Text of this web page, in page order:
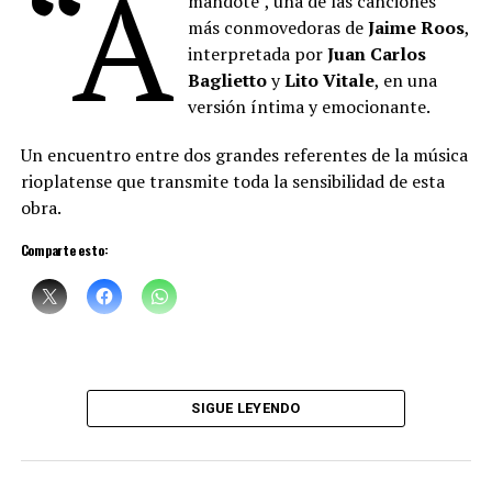
canta. Un cruce raro de oficios, maravilloso”, sostuvo el
artista plásticoDaniel Santoro .
Denise Sciammarella(investigación y voz)
“A
más conmovedoras deJaime Roos,
interpretada porJuan Carlos
BagliettoyLito Vitale, en una
versión íntima y emocionante.
Un encuentro entre dos grandes referentes de la música
rioplatense que transmite toda la sensibilidad de esta
obra.
Comparte esto:
SIGUE LEYENDO